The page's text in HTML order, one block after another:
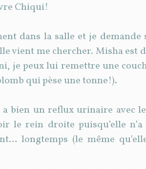
Chiqui!
dans la salle et je
vient me chercher. Misha est
je peux lui remettre une
qui pèse une tonne!).
a bien un reflux urinaire avec
le rein droite puisqu’elle
longtemps (le même